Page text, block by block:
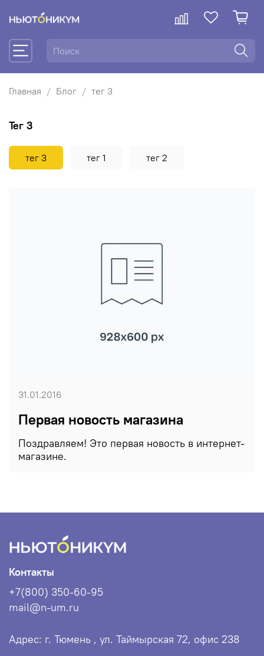
Главная Блог тег 3
тег 3
тег 3 тег 1 тег 2
Первая новость магазина
Поздравляем! Это первая новость в интернет-
магазине.
31.01.2016
Контакты
+7(800) 350-60-95
mail@n-um.ru
Адрес: г. Тюмень , ул. Таймырская 72, офис 238